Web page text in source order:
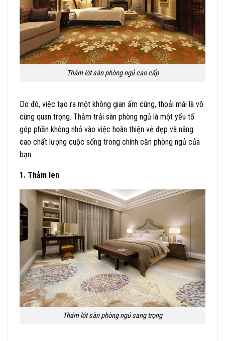
Thảm lót sàn phòng ngủ cao cấp
Do đó, việc tạo ra một không gian ấm cúng, thoải mái là vô
cùng quan trọng. Thảm trải sàn phòng ngủ là một yếu tố
góp phần không nhỏ vào việc hoàn thiện vẻ đẹp và nâng
cao chất lượng cuộc sống trong chính căn phòng ngủ của
bạn.
1. Thảm len
Thảm lót sàn phòng ngủ sang trọng